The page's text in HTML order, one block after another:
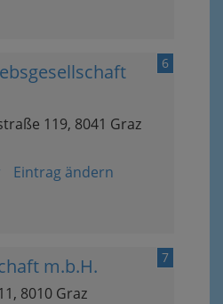
6
119, 8041 Graz
Eintrag ändern
7
m.b.H.
8010 Graz